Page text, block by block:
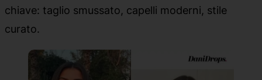
chiave: taglio smussato, capelli moderni, stile
curato.